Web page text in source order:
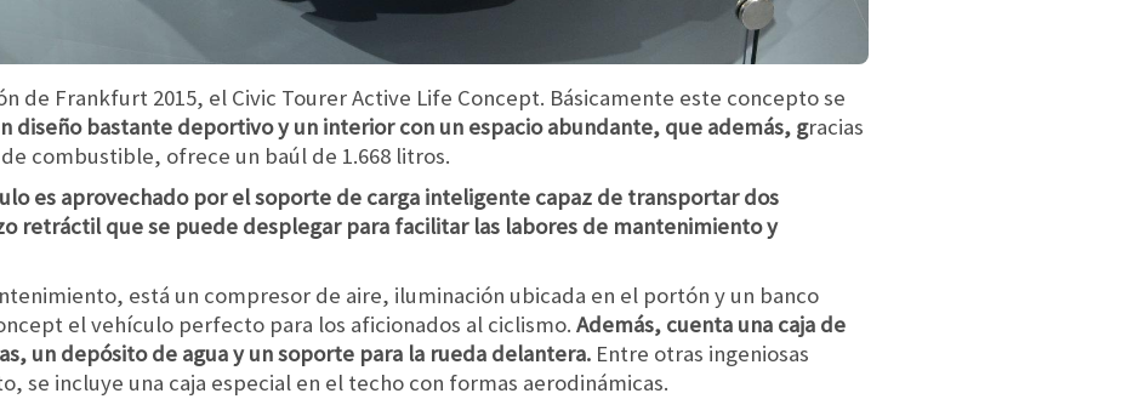
de Frankfurt 2015, el Civic Tourer Active Life Concept. Básicamente este concepto se
diseño bastante deportivo y un interior con un espacio abundante, que además, gracias
combustible, ofrece un baúl de 1.668 litros.
es aprovechado por el soporte de carga inteligente capaz de transportar dos
retráctil que se puede desplegar para facilitar las labores de mantenimiento y
está un compresor de aire, iluminación ubicada en el portón y un banco
el vehículo perfecto para los aficionados al ciclismo. Además, cuenta una caja de
un depósito de agua y un soporte para la rueda delantera. Entre otras ingeniosas
se incluye una caja especial en el techo con formas aerodinámicas.